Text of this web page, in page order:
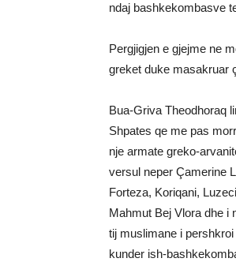
ndaj bashkekombasve
Pergjigjen e gjejme ne
greket duke masakruar
Bua-Griva Theodhoraq
Shpates qe me pas
nje armate greko-
versul neper Çamerine
Forteza, Koriqani,
Mahmut Bej Vlora dhe i
tij muslimane i
kunder ish-